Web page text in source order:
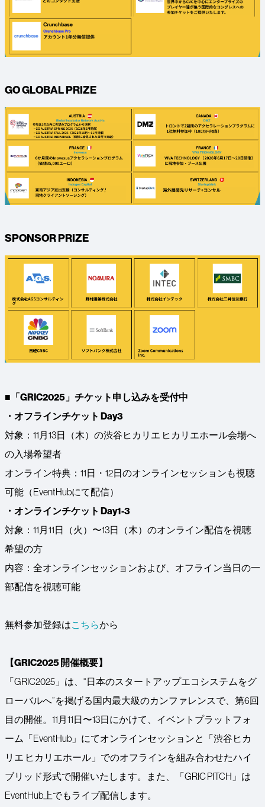
GO GLOBAL PRIZE
SPONSOR PRIZE
■「GRIC2025」チケット申し込みを受付中
・オフラインチケット Day3
対象：11月13日（木）の渋谷ヒカリエ ヒカリエホール会場へ
の入場希望者
オンライン特典：11日・12日のオンラインセッションも視聴
可能（EventHubにて配信）
・オンラインチケット Day1-3
対象：11月11日（火）〜13日（木）のオンライン配信を視聴
希望の方
内容：全オンラインセッションおよび、オフライン当日の一
部配信を視聴可能
無料参加登録はこちらから
‍【GRIC2025 開催概要】
「GRIC2025」は、“日本のスタートアップエコシステムをグ
ローバルへ”を掲げる国内最大級のカンファレンスで、第6回
目の開催。11月11日〜13日にかけて、イベントプラットフォ
ーム「EventHub」にてオンラインセッションと「渋谷ヒカ
リエ ヒカリエホール」でのオフラインを組み合わせたハイ
ブリッド形式で開催いたします。また、「GRIC PITCH」は
EventHub上でもライブ配信します。